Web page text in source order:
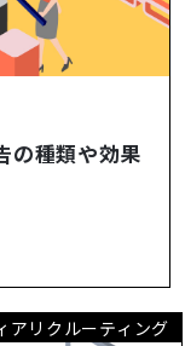
の種類や効果
アリクルーティング